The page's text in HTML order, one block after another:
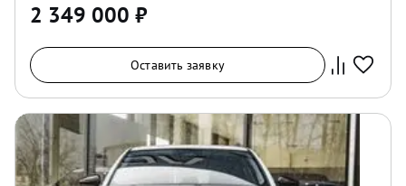
2 349 000 ₽
Оставить заявку